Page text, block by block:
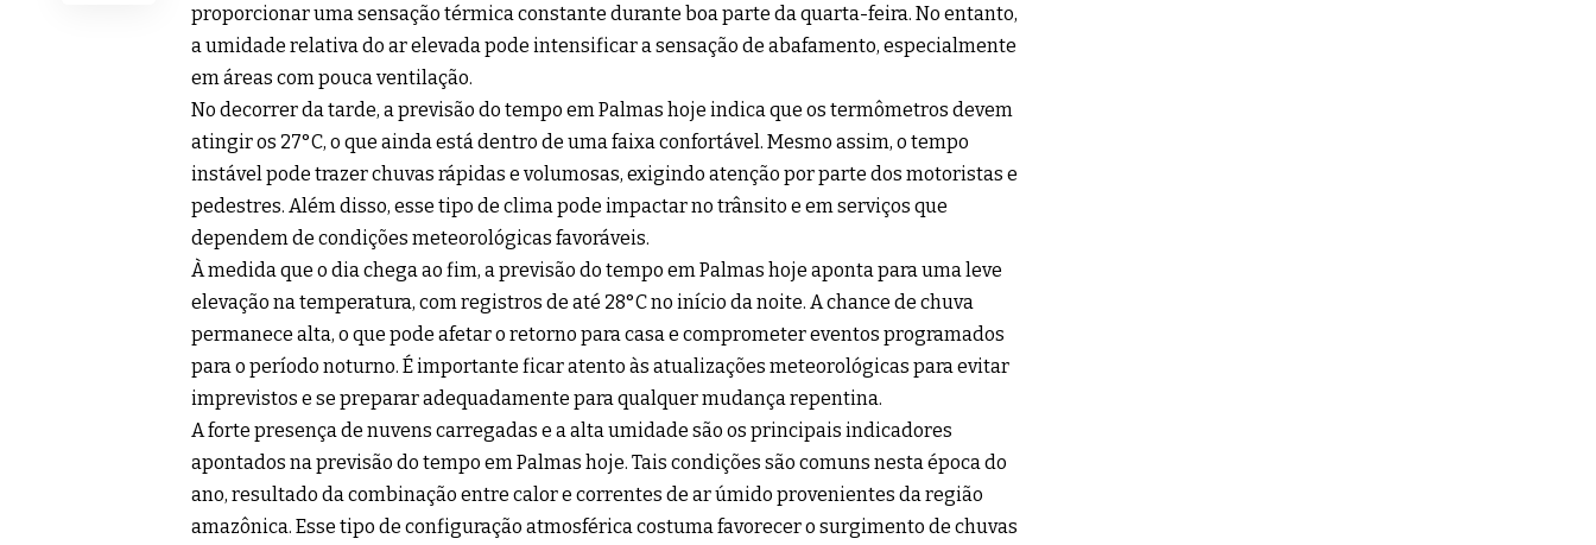
proporcionar uma sensação térmica constante durante boa parte da quarta-feira. No entanto,
a umidade relativa do ar elevada pode intensificar a sensação de abafamento, especialmente
em áreas com pouca ventilação.
No decorrer da tarde, a previsão do tempo em Palmas hoje indica que os termômetros devem
atingir os 27°C, o que ainda está dentro de uma faixa confortável. Mesmo assim, o tempo
instável pode trazer chuvas rápidas e volumosas, exigindo atenção por parte dos motoristas e
pedestres. Além disso, esse tipo de clima pode impactar no trânsito e em serviços que
dependem de condições meteorológicas favoráveis.
À medida que o dia chega ao fim, a previsão do tempo em Palmas hoje aponta para uma leve
elevação na temperatura, com registros de até 28°C no início da noite. A chance de chuva
permanece alta, o que pode afetar o retorno para casa e comprometer eventos programados
para o período noturno. É importante ficar atento às atualizações meteorológicas para evitar
imprevistos e se preparar adequadamente para qualquer mudança repentina.
A forte presença de nuvens carregadas e a alta umidade são os principais indicadores
apontados na previsão do tempo em Palmas hoje. Tais condições são comuns nesta época do
ano, resultado da combinação entre calor e correntes de ar úmido provenientes da região
amazônica. Esse tipo de configuração atmosférica costuma favorecer o surgimento de chuvas